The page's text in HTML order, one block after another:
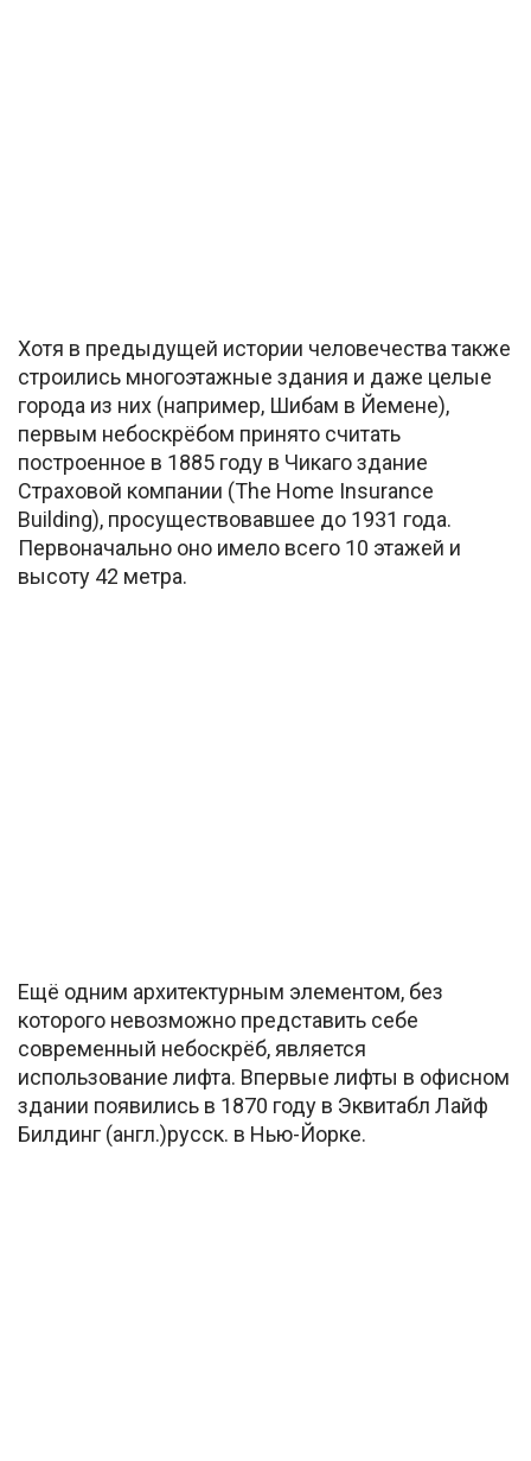
Хотя в предыдущей истории человечества также
строились многоэтажные здания и даже целые
города из них (например, Шибам в Йемене),
первым небоскрёбом принято считать
построенное в 1885 году в Чикаго здание
Страховой компании (The Home Insurance
Building), просуществовавшее до 1931 года.
Первоначально оно имело всего 10 этажей и
высоту 42 метра.
Ещё одним архитектурным элементом, без
которого невозможно представить себе
современный небоскрёб, является
использование лифта. Впервые лифты в офисном
здании появились в 1870 году в Эквитабл Лайф
Билдинг (англ.)русск. в Нью-Йорке.